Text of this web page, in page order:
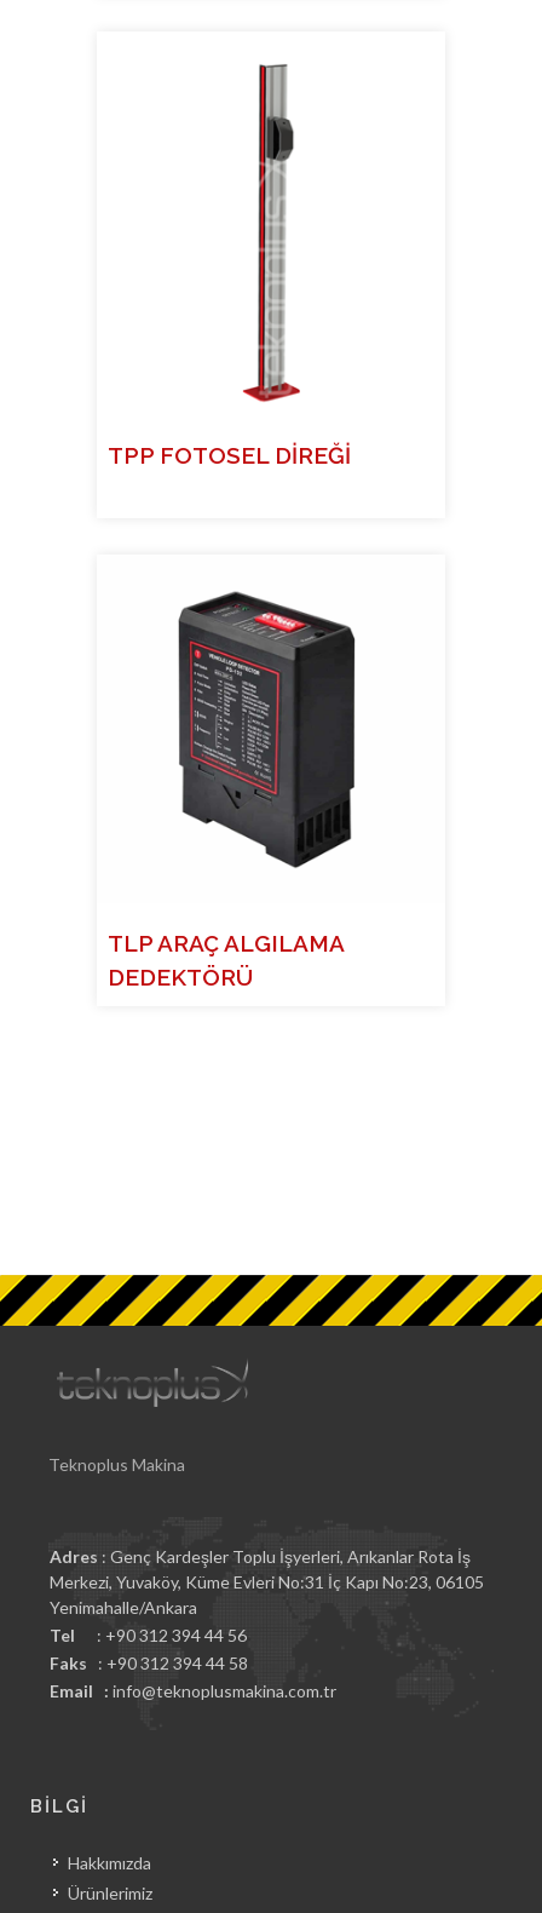
TPP FOTOSEL DİREĞİ
TLP ARAÇ ALGILAMA
DEDEKTÖRÜ
Teknoplus Makina
Adres : Genç Kardeşler Toplu İşyerleri, Arıkanlar Rota İş
Merkezi, Yuvaköy, Küme Evleri No:31 İç Kapı No:23, 06105
Yenimahalle/Ankara
Tel : +90 312 394 44 56
Faks : +90 312 394 44 58
Email : info@teknoplusmakina.com.tr
BİLGİ
Hakkımızda
Ürünlerimiz